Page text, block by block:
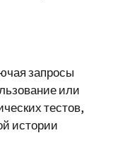
запросы
или
тестов,
истории